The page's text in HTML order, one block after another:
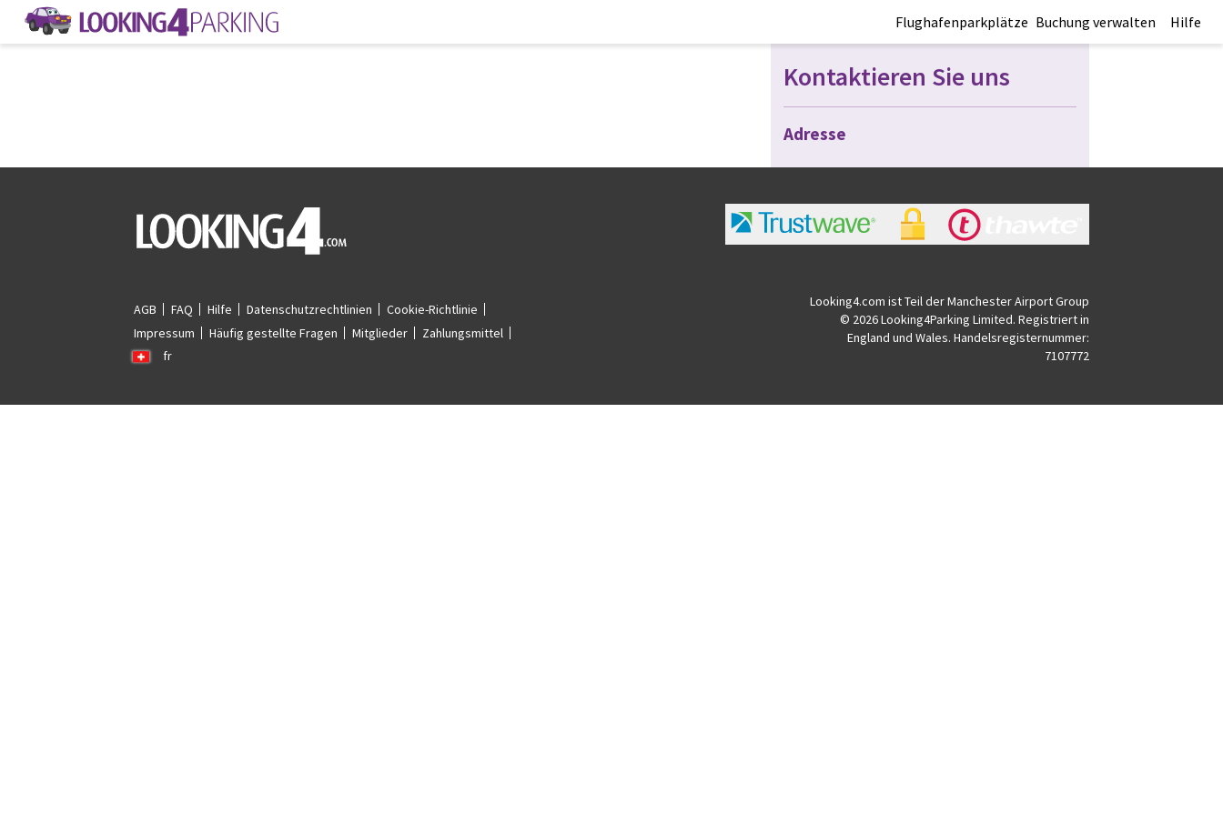
Flughafenparkplätze Buchung verwalten Hilfe
Kontaktieren Sie uns
Adresse
AGB FAQ Hilfe Datenschutzrechtlinien
Cookie-Richtlinie
Impressum
Häufig gestellte Fragen Mitglieder
Zahlungsmittel
fr
Looking4.com ist Teil der Manchester Airport Group
© 2026 Looking4Parking Limited. Registriert in
England und Wales. Handelsregisternummer:
7107772